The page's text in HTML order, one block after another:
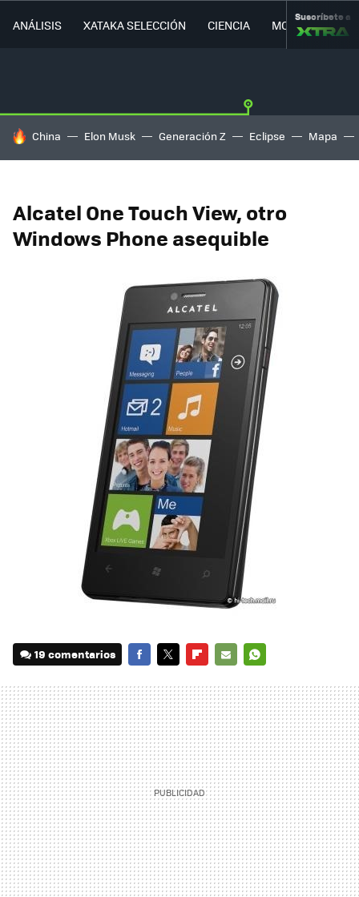
ANÁLISIS XATAKA SELECCIÓN CIENCIA MOVILIDAD
Suscríbete a
HOY SE HABLA DE
China Elon Musk Generación Z Eclipse Mapa
Alcatel One Touch View, otro
Windows Phone asequible
19 comentarios
MAIL